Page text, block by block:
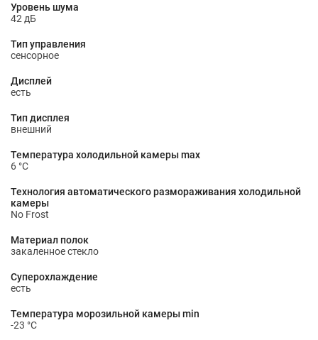
Уровень шума
42 дБ
Тип управления
сенсорное
Дисплей
есть
Тип дисплея
внешний
Температура холодильной камеры max
6 °С
Технология автоматического размораживания холодильной
камеры
No Frost
Материал полок
закаленное стекло
Суперохлаждение
есть
Температура морозильной камеры min
-23 °С